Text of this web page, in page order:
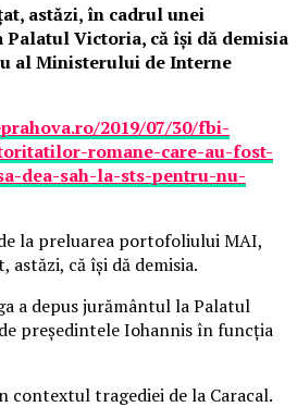
astăzi, în cadrul unei
Palatul Victoria, că îşi dă demisia
al Ministerului de Interne
2019/07/30/fbi-
romane-care-au-fost-
dea-sah-la-sts-pentru-nu-
la preluarea portofoliului MAI,
astăzi, că îşi dă demisia.
a depus jurământul la Palatul
preşedintele Iohannis în funcţia
contextul tragediei de la Caracal.